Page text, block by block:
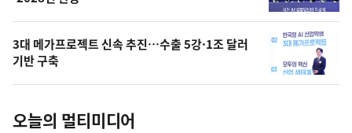
의
사
진
3대 메가프로젝트 신속 추진…수출 5강·1조 달러
기반 구축
오늘의 멀티미디어